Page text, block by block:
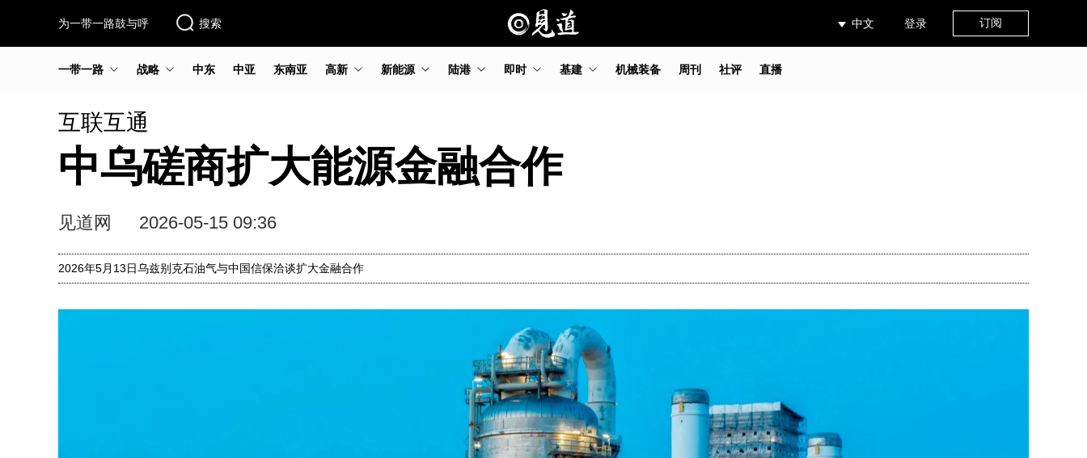
为一带一路鼓与呼 搜索 中文 登录 订阅
一带一路 战略 中东 中亚 东南亚 高新 新能源 陆港 即时 基建 机械装备 周刊 社评 直播
互联互通
中乌磋商扩大能源金融合作
见道网 2026-05-15 09:36
2026年5月13日乌兹别克石油气与中国信保洽谈扩大金融合作